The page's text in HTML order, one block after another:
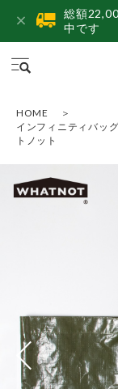
総額
中です
HOME
インフィニティバッ
トノット